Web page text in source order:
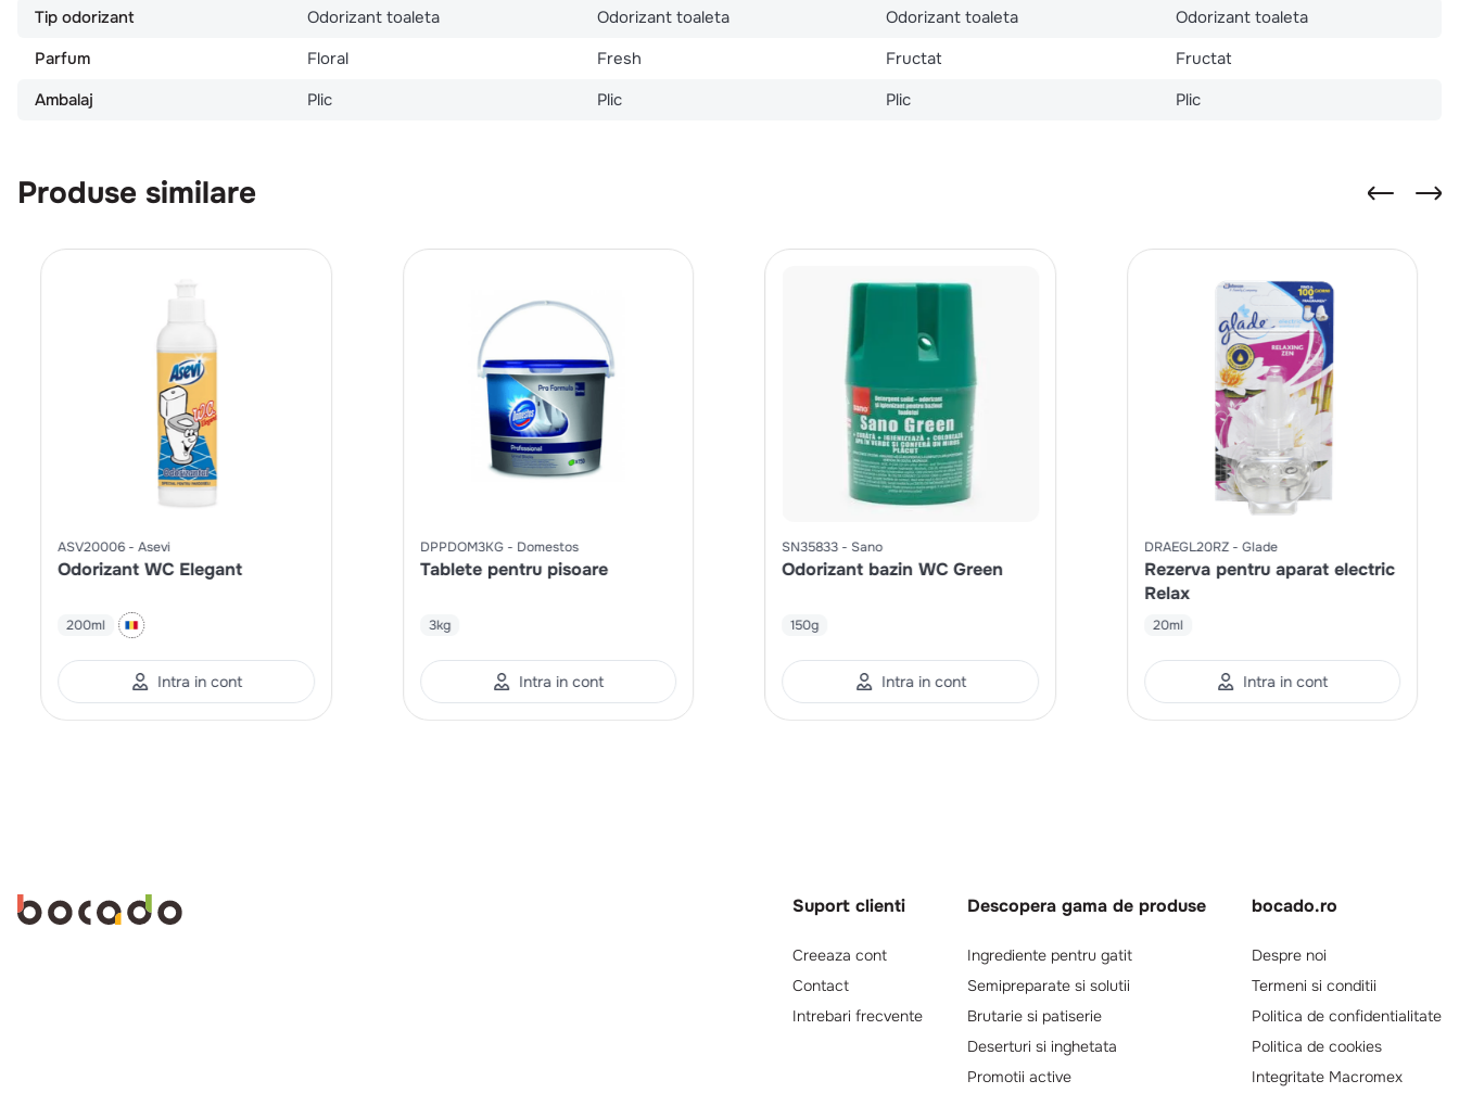
Tip odorizant
Odorizant toaleta Odorizant toaleta Odorizant toaleta
Odorizant toaleta
Parfum
Floral Fresh Fructat
Fructat
Ambalaj
Plic Plic Plic Plic
Produse similare
ASV20006 Asevi
Odorizant WC Elegant
200ml
Intra in cont
DPPDOM3KG Domestos
Tablete pentru pisoare
3kg
Intra in cont
SN35833 Sano
Odorizant bazin WC Green
150g
Intra in cont
DRAEGL20RZ Glade
Rezerva pentru aparat electric
Relax
20ml
Intra in cont
Suport clienti
Creeaza cont
Contact
Intrebari frecvente
Descopera gama de produse
Ingrediente pentru gatit
Semipreparate si solutii
Brutarie si patiserie
Deserturi si inghetata
Promotii active
bocado.ro
Despre noi
Termeni si conditii
Politica de confidentialitate
Politica de cookies
Integritate Macromex